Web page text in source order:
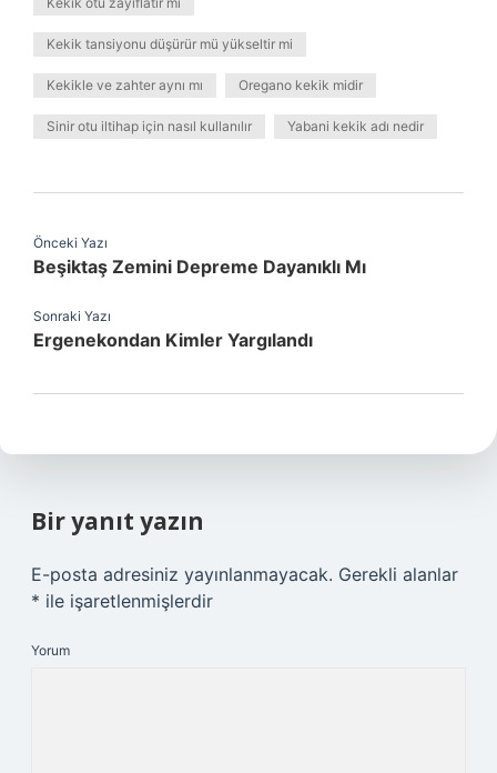
Kekik tansiyonu düşürür mü yükseltir mi
Kekikle ve zahter aynı mı Oregano kekik midir
Sinir otu iltihap için nasıl kullanılır Yabani kekik adı nedir
Önceki Yazı
Beşiktaş Zemini Depreme Dayanıklı Mı
Sonraki Yazı
Ergenekondan Kimler Yargılandı
Bir yanıt yazın
E-posta adresiniz yayınlanmayacak. Gerekli alanlar
* ile işaretlenmişlerdir
Yorum